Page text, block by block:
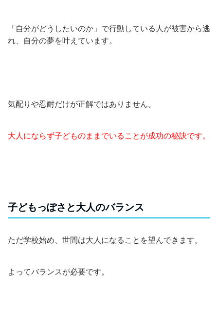
「自分がどうしたいのか」で行動している人が被害から逃
れ、自分の夢を叶えています。
気配りや忍耐だけが正解ではありません。
大人にならず子どものままでいることが成功の秘訣です。
子どもっぽさと大人のバランス
ただ学校始め、世間は大人になることを望んできます。
よってバランスが必要です。